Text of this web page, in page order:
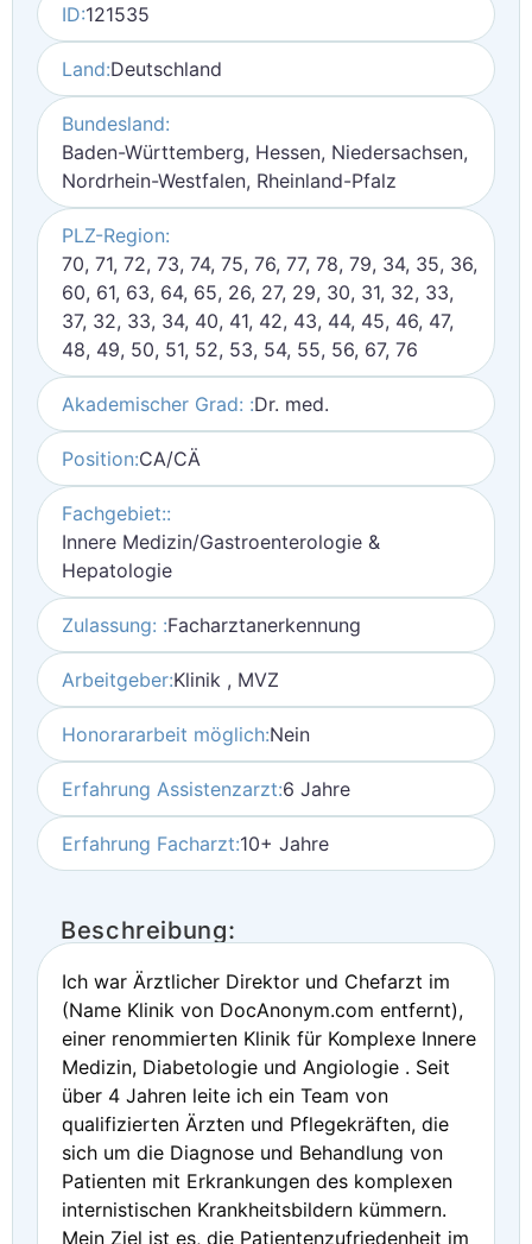
ID:121535
Land:Deutschland
Bundesland:
Baden-Württemberg, Hessen, Niedersachsen,
Nordrhein-Westfalen, Rheinland-Pfalz
PLZ-Region:
70, 71, 72, 73, 74, 75, 76, 77, 78, 79, 34, 35, 36,
60, 61, 63, 64, 65, 26, 27, 29, 30, 31, 32, 33,
37, 32, 33, 34, 40, 41, 42, 43, 44, 45, 46, 47,
48, 49, 50, 51, 52, 53, 54, 55, 56, 67, 76
Akademischer Grad: :Dr. med.
Position:CA/CÄ
Fachgebiet::
Innere Medizin/Gastroenterologie &
Hepatologie
Zulassung: :Facharztanerkennung
Arbeitgeber:Klinik , MVZ
Honorararbeit möglich:Nein
Erfahrung Assistenzarzt:6 Jahre
Erfahrung Facharzt:10+ Jahre
Beschreibung:
Ich war Ärztlicher Direktor und Chefarzt im
(Name Klinik von DocAnonym.com entfernt),
einer renommierten Klinik für Komplexe Innere
Medizin, Diabetologie und Angiologie . Seit
über 4 Jahren leite ich ein Team von
qualifizierten Ärzten und Pflegekräften, die
sich um die Diagnose und Behandlung von
Patienten mit Erkrankungen des komplexen
internistischen Krankheitsbildern kümmern.
Mein Ziel ist es, die Patientenzufriedenheit im